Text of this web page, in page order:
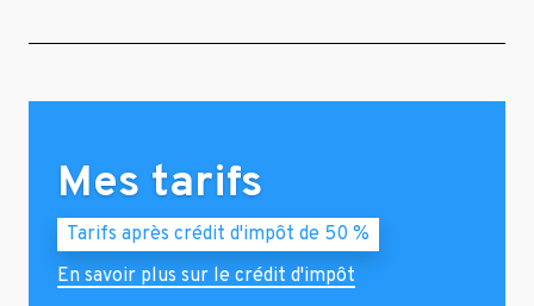
Mes tarifs
Tarifs après crédit d'impôt de 50 %
En savoir plus sur le crédit d'impôt